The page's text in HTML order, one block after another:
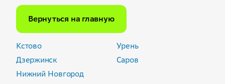
Вернуться на главную
Кстово
Дзержинск
Нижний Новгород
Урень
Саров